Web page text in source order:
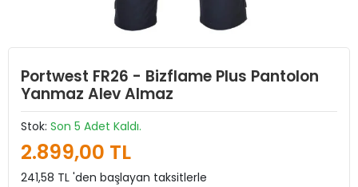
Portwest FR26 - Bizflame Plus Pantolon
Yanmaz Alev Almaz
Stok: Son 5 Adet Kaldı.
2.899,00 TL
241,58 TL 'den başlayan taksitlerle